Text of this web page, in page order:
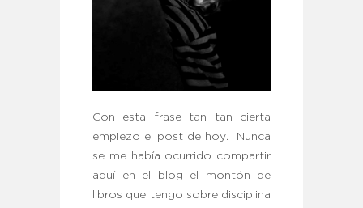
Con esta frase tan tan cierta
empiezo el post de hoy. Nunca
se me había ocurrido compartir
aquí en el blog el montón de
libros que tengo sobre disciplina